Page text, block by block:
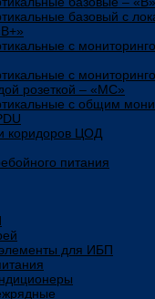
базовый с
с
с
розеткой – «МС»
с общим
коридоров ЦОД
питания
для ИБП